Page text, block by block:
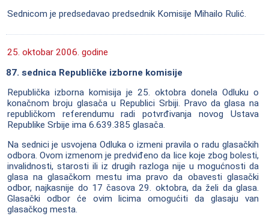
Sednicom je predsedavao predsednik Komisije Mihailo Rulić.
25. oktobar 2006. godine
87. sednica Republičke izborne komisije
Republička izborna komisija je 25. oktobra donela Odluku o
konačnom broju glasača u Republici Srbiji. Pravo da glasa na
republičkom referendumu radi potvrđivanja novog Ustava
Republike Srbije ima 6.639.385 glasača.
Na sednici je usvojena Odluka o izmeni pravila o radu glasačkih
odbora. Ovom izmenom je predviđeno da lice koje zbog bolesti,
invalidnosti, starosti ili iz drugih razloga nije u mogućnosti da
glasa na glasačkom mestu ima pravo da obavesti glasački
odbor, najkasnije do 17 časova 29. oktobra, da želi da glasa.
Glasački odbor će ovim licima omogućiti da glasaju van
glasačkog mesta.